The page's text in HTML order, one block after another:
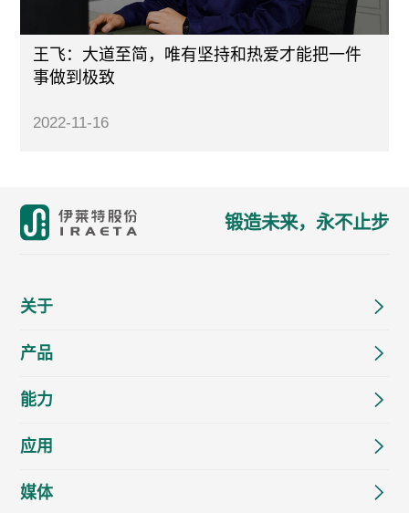
王飞：大道至简，唯有坚持和热爱才能把一件
事做到极致
2022-11-16
锻造未来，永不止步
关于
产品
能力
应用
媒体